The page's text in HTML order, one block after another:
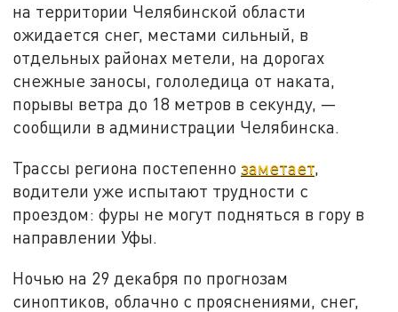
на территории Челябинской области
ожидается снег, местами сильный, в
отдельных районах метели, на дорогах
снежные заносы, гололедица от наката,
порывы ветра до 18 метров в секунду, —
сообщили в администрации Челябинска.
Трассы региона постепеннозаметает,
водители уже испытают трудности с
проездом: фуры не могут подняться в гору в
направлении Уфы.
Ночью на 29 декабря по прогнозам
синоптиков, облачно с прояснениями, снег,